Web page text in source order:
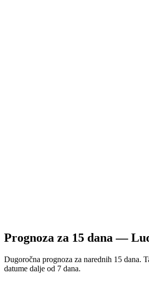
Prognoza za 15 dana —
Dugoročna prognoza za narednih 15 dana.
datume dalje od 7 dana.